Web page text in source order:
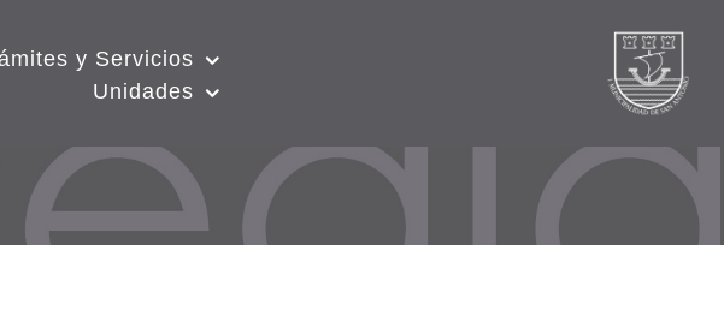
y Servicios
Unidades